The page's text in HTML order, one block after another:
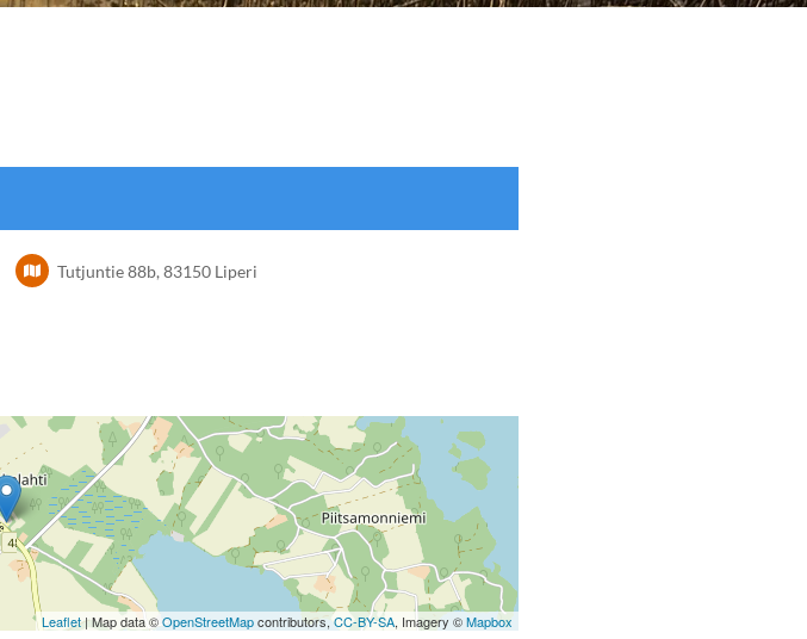
Tutjuntie 88b, 83150 Liperi
Leaflet| Map data ©OpenStreetMapcontributors, CC-BY-SA, Imagery ©Mapbox